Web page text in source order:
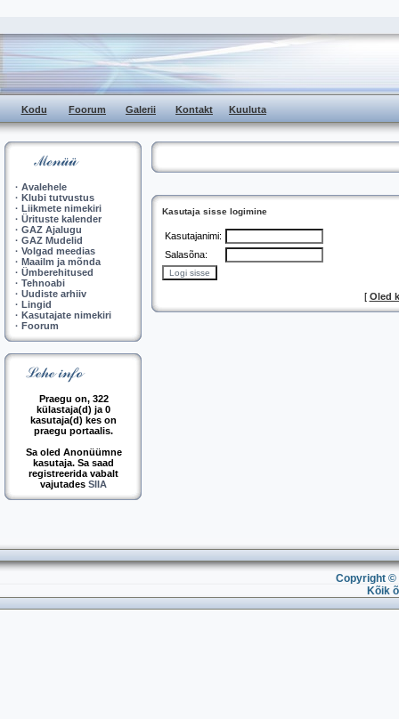
Kodu Foorum Galerii Kontakt Kuuluta
· Avalehele
· Klubi tutvustus
· Liikmete nimekiri
· Ürituste kalender
· GAZ Ajalugu
· GAZ Mudelid
· Volgad meedias
· Maailm ja mõnda
· Ümberehitused
· Tehnoabi
· Uudiste arhiiv
· Lingid
· Kasutajate nimekiri
· Foorum
Praegu on, 322
külastaja(d) ja 0
kasutaja(d) kes on
praegu portaalis.
Sa oled Anonüümne
kasutaja. Sa saad
registreerida vabalt
vajutades SIIA
Kasutaja sisse logimine
Kasutajanimi:
Salasõna:
[ Oled
Copyright ©
Kõik